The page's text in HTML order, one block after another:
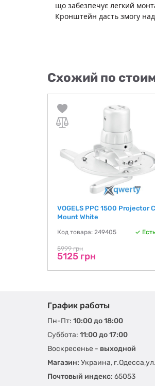
що забезпечує легкий
Кронштейн дасть змогу
Схожий по
VOGELS PPC 1500 Projector
Mount White
Код товара: 249405
5999 грн
5125 грн
График работы
Пн-Пт: 10:00 до 18:00
Суббота: 11:00 до 17:00
Воскресенье - выходной
Магазин: Украина,
Почтовый индекс: 65053